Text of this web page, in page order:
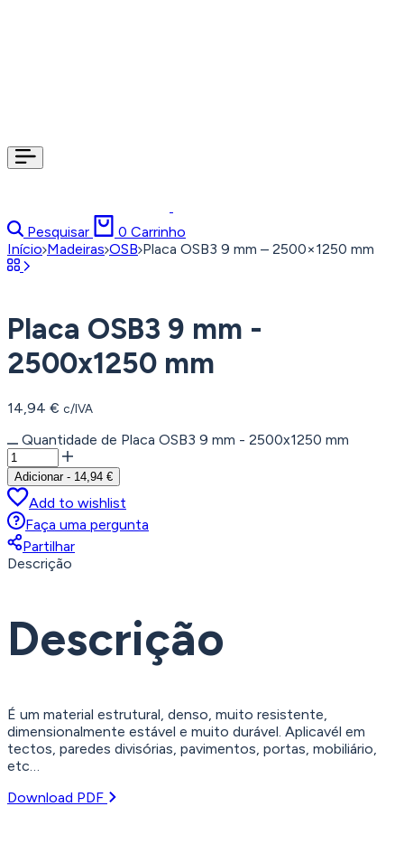
Pesquisar 0 Carrinho
Início Madeiras OSB Placa OSB3 9 mm – 2500×1250 mm
Placa OSB3 9 mm -
2500x1250 mm
14,94 € c/IVA
Quantidade de Placa OSB3 9 mm - 2500x1250 mm
Adicionar - 14,94 €
Add to wishlist
Faça uma pergunta
Partilhar
Descrição
Descrição
É um material estrutural, denso, muito resistente,
dimensionalmente estável e muito durável. Aplicavél em
tectos, paredes divisórias, pavimentos, portas, mobiliário,
etc…
Download PDF